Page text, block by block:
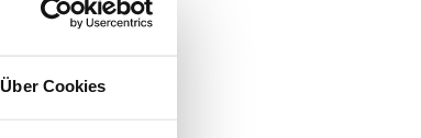
Über Cookies